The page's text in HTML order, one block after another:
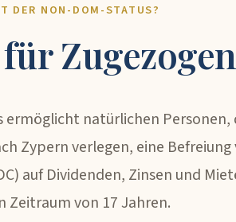
DER NON-DOM-STATUS?
natürlichen Personen,
Zypern verlegen, eine Befreiung
auf Dividenden, Zinsen und
Zeitraum von 17 Jahren.